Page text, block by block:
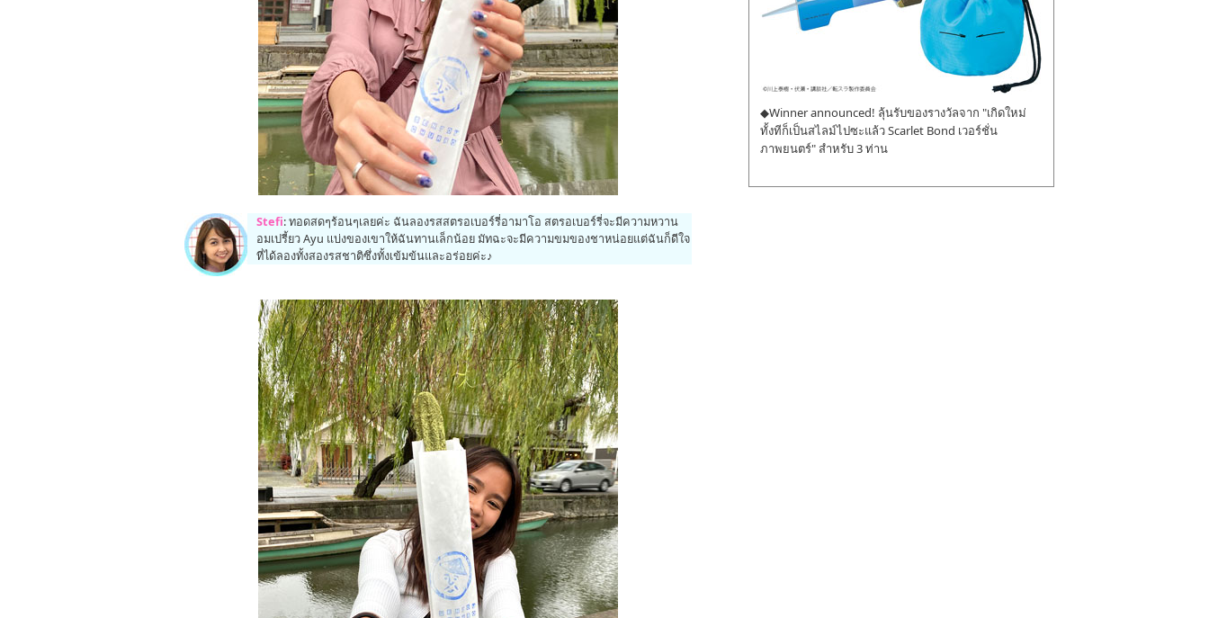
Stefi: ทอดสดๆร้อนๆเลยค่ะ ฉันลองรสสตรอเบอร์รี่อามาโอ สตรอเบอร์รี่จะมีความหวาน
อมเปรี้ยว Ayu แบ่งของเขาให้ฉันทานเล็กน้อย มัทฉะจะมีความขมของชาหน่อยแต่ฉันก็ดีใจ
ที่ได้ลองทั้งสองรสชาติซึ่งทั้งเข้มข้นและอร่อยค่ะ♪
◆Winner announced! ลุ้นรับของรางวัลจาก "เกิดใหม่
ทั้งทีก็เป็นสไลม์ไปซะแล้ว Scarlet Bond เวอร์ชั่น
ภาพยนตร์" สำหรับ 3 ท่าน